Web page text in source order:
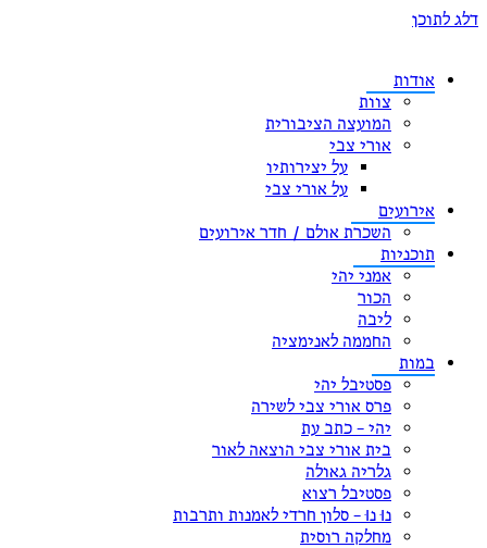
אודות
צוות
המועצה הציבורית
אורי צבי
על יצירותיו
על אורי צבי
אירועים
השכרת אולם / חדר אירועים
תוכניות
אמני יהי
הכור
ליבה
החממה לאנימציה
במות
פסטיבל יהי
פרס אורי צבי לשירה
יהי – כתב עת
בית אורי צבי הוצאה לאור
גלריה גאולה
פסטיבל רצוא
נוּ נוּ – סלון חרדי לאמנות ותרבות
מחלקה רוסית